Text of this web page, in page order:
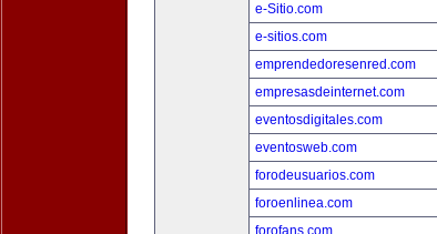
e-Sitio.com
e-sitios.com
emprendedoresenred.com
empresasdeinternet.com
eventosdigitales.com
eventosweb.com
forodeusuarios.com
foroenlinea.com
forofans.com